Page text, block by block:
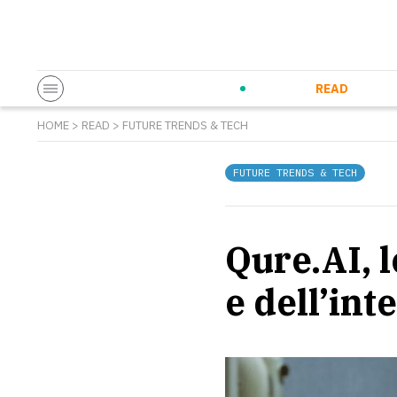
READ
HOME > READ > FUTURE TRENDS & TECH
FUTURE TRENDS & TECH
Qure.AI,
e